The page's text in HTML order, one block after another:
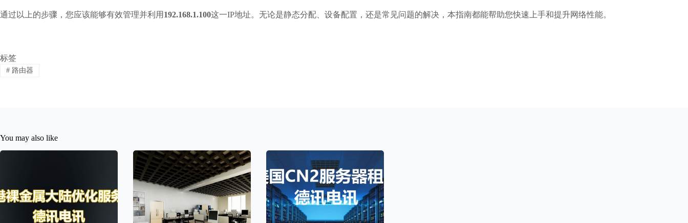
通过以上的步骤，您应该能够有效管理并利用 192.168.1.100这一IP地址。无论是静态分配、设备配置，还是常见问题的解决，本指南都能帮助您快速上手和提升网络性能。
标签
#路由器
You may also like